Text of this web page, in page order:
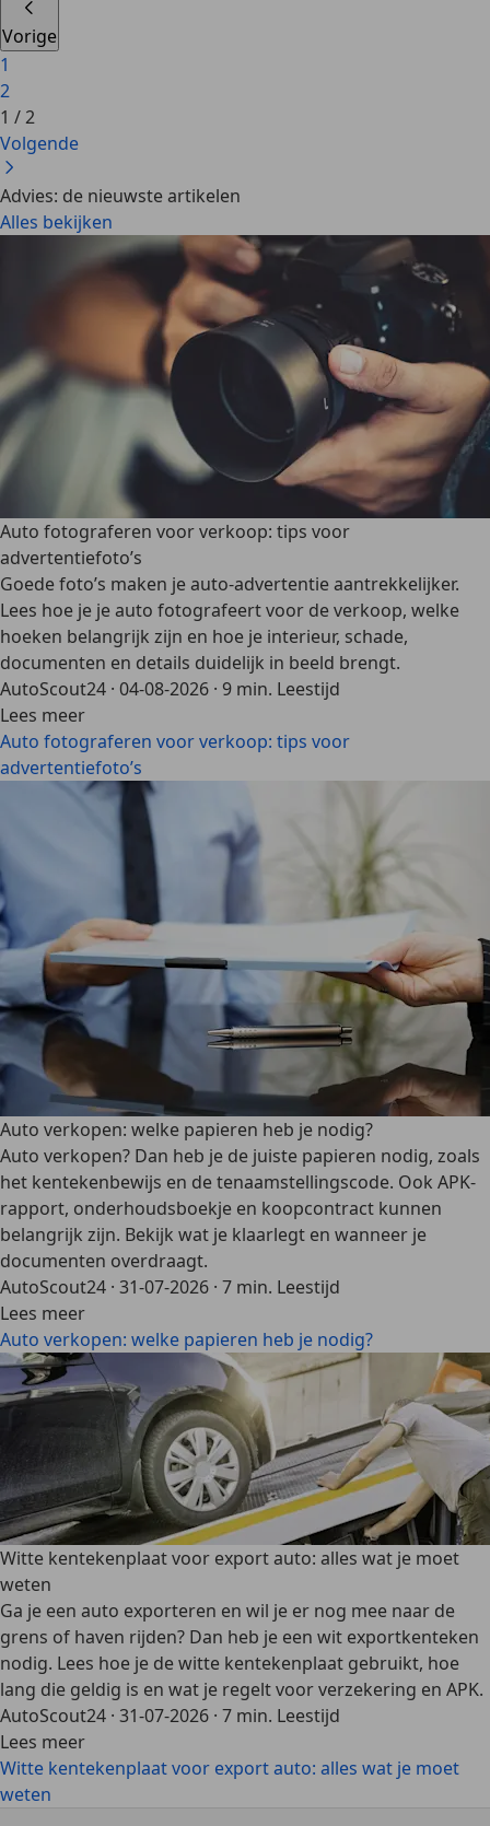
Vorige
1
2
1 /2
Volgende
Advies: de nieuwste artikelen
Alles bekijken
Auto fotograferen voor verkoop: tips voor
advertentiefoto’s
Goede foto’s maken je auto-advertentie aantrekkelijker.
Lees hoe je je auto fotografeert voor de verkoop, welke
hoeken belangrijk zijn en hoe je interieur, schade,
documenten en details duidelijk in beeld brengt.
AutoScout24 · 04-08-2026 · 9 min. Leestijd
Lees meer
Auto fotograferen voor verkoop: tips voor
advertentiefoto’s
Auto verkopen: welke papieren heb je nodig?
Auto verkopen? Dan heb je de juiste papieren nodig, zoals
het kentekenbewijs en de tenaamstellingscode. Ook APK-
rapport, onderhoudsboekje en koopcontract kunnen
belangrijk zijn. Bekijk wat je klaarlegt en wanneer je
documenten overdraagt.
AutoScout24 · 31-07-2026 · 7 min. Leestijd
Lees meer
Auto verkopen: welke papieren heb je nodig?
Witte kentekenplaat voor export auto: alles wat je moet
weten
Ga je een auto exporteren en wil je er nog mee naar de
grens of haven rijden? Dan heb je een wit exportkenteken
nodig. Lees hoe je de witte kentekenplaat gebruikt, hoe
lang die geldig is en wat je regelt voor verzekering en APK.
AutoScout24 · 31-07-2026 · 7 min. Leestijd
Lees meer
Witte kentekenplaat voor export auto: alles wat je moet
weten